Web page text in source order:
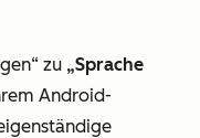
zu „Sprache
Android-